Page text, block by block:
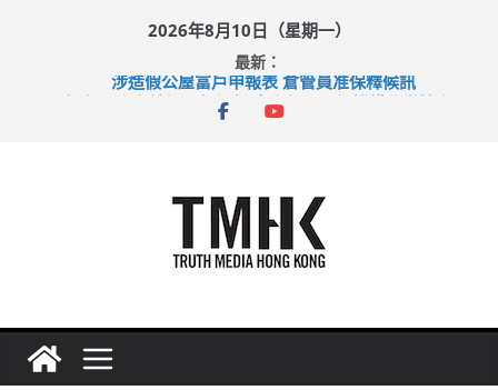
2026年8月10日（星期一）
最新：
涉造假公屋富戶申報表 倉管員准保釋候訊